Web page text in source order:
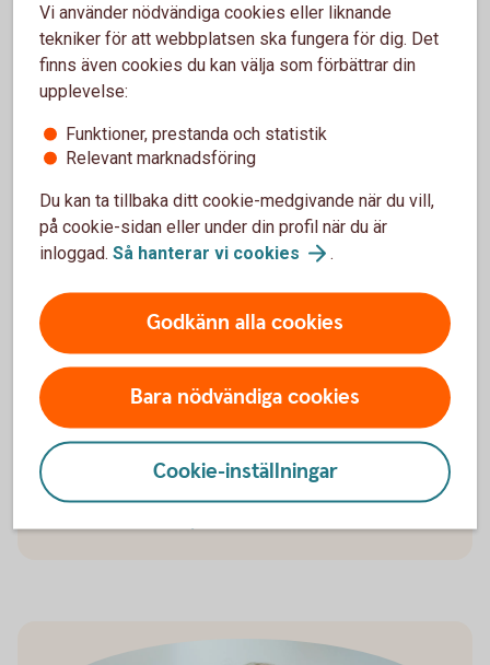
Gravidförsäkring
Är du i väntans tider? Skaffa dig ekonomiskt
skydd vid komplikationer under graviditeten,
Gravidförsäkring
Barnförsäkring
Vår barnförsäkring omfattar oförutsedda händelser
som kan inträffa under barnets uppväxt, såväl
sjukdom som olycksfall. Den gäller dygnet runt och
kompletterar förskolans och skolans
olycksfallsförsäkring.
Vi använder nödvändiga cookies eller liknande
tekniker för att webbplatsen ska fungera för dig. Det
finns även cookies du kan välja som förbättrar din
upplevelse:
Funktioner, prestanda och statistik
Relevant marknadsföring
Du kan ta tillbaka ditt cookie-medgivande när du vill,
på cookie-sidan eller under din profil när du är
inloggad. Så hanterar vi cookies .
Godkänn alla cookies
Bara nödvändiga cookies
Cookie-inställningar